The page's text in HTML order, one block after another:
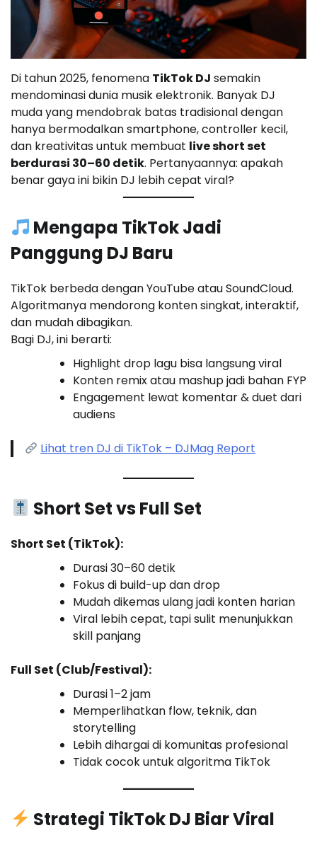
Di tahun 2025, fenomena TikTok DJ semakin
mendominasi dunia musik elektronik. Banyak DJ
muda yang mendobrak batas tradisional dengan
hanya bermodalkan smartphone, controller kecil,
dan kreativitas untuk membuat live short set
berdurasi 30–60 detik. Pertanyaannya: apakah
benar gaya ini bikin DJ lebih cepat viral?
Mengapa TikTok Jadi
Panggung DJ Baru
TikTok berbeda dengan YouTube atau SoundCloud.
Algoritmanya mendorong konten singkat, interaktif,
dan mudah dibagikan.
Bagi DJ, ini berarti:
Highlight drop lagu bisa langsung viral
Konten remix atau mashup jadi bahan FYP
Engagement lewat komentar & duet dari
audiens
Lihat tren DJ di TikTok – DJMag Report
Short Set vs Full Set
Short Set (TikTok):
Durasi 30–60 detik
Fokus di build-up dan drop
Mudah dikemas ulang jadi konten harian
Viral lebih cepat, tapi sulit menunjukkan
skill panjang
Full Set (Club/Festival):
Durasi 1–2 jam
Memperlihatkan flow, teknik, dan
storytelling
Lebih dihargai di komunitas profesional
Tidak cocok untuk algoritma TikTok
Strategi TikTok DJ Biar Viral